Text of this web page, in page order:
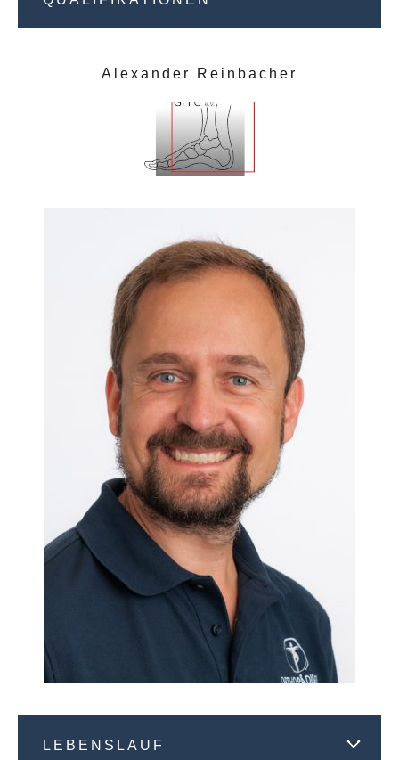
Alexander Reinbacher
LEBENSLAUF